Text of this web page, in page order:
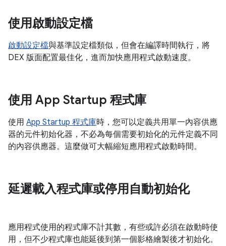
使用啟動設定檔
啟動設定檔與基準設定檔類似，但會在編譯時間執行，將
DEX 版面配置最佳化，進而加快應用程式啟動速度。
使用 App Startup 程式庫
使用 App Startup 程式庫時，您可以定義共用單一內容供應
器的元件初始化器，不必為每個需要初始化的元件定義不同
的內容供應器。這麼做可大幅縮短應用程式啟動時間。
延遲載入程式庫或停用自動初始化
應用程式使用的程式庫不計其數，有些或許必須在啟動時使
用，但不少程式庫也能延後到第一個影格繪製後才初始化。